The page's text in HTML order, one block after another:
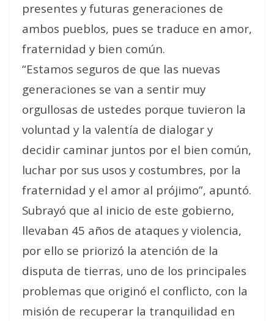
presentes y futuras generaciones de
ambos pueblos, pues se traduce en amor,
fraternidad y bien común.
“Estamos seguros de que las nuevas
generaciones se van a sentir muy
orgullosas de ustedes porque tuvieron la
voluntad y la valentía de dialogar y
decidir caminar juntos por el bien común,
luchar por sus usos y costumbres, por la
fraternidad y el amor al prójimo”, apuntó.
Subrayó que al inicio de este gobierno,
llevaban 45 años de ataques y violencia,
por ello se priorizó la atención de la
disputa de tierras, uno de los principales
problemas que originó el conflicto, con la
misión de recuperar la tranquilidad en